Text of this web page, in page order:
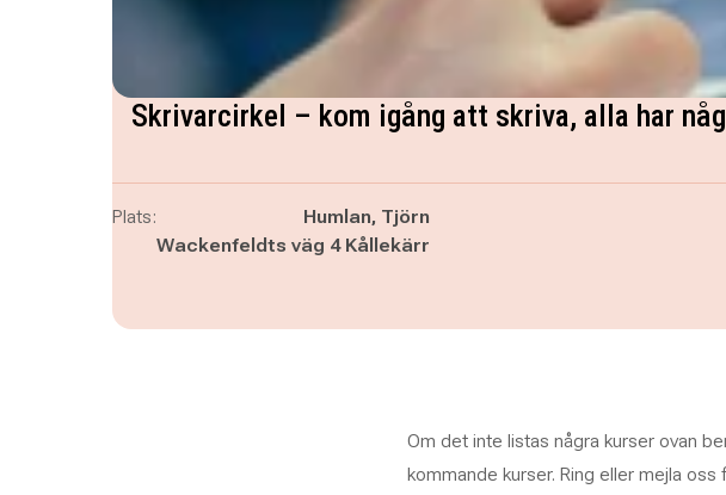
Skrivarcirkel – kom igång att skriva, alla har
Plats:
Humlan, Tjörn
Wackenfeldts väg 4 Kållekärr
Om det inte listas några kurser ovan
kommande kurser. Ring eller mejla